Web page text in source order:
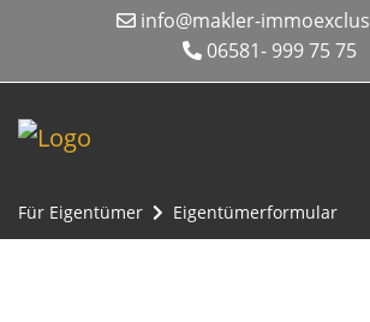
info@makler-
06581- 999 75 75
Für Eigentümer Eigentümerformular